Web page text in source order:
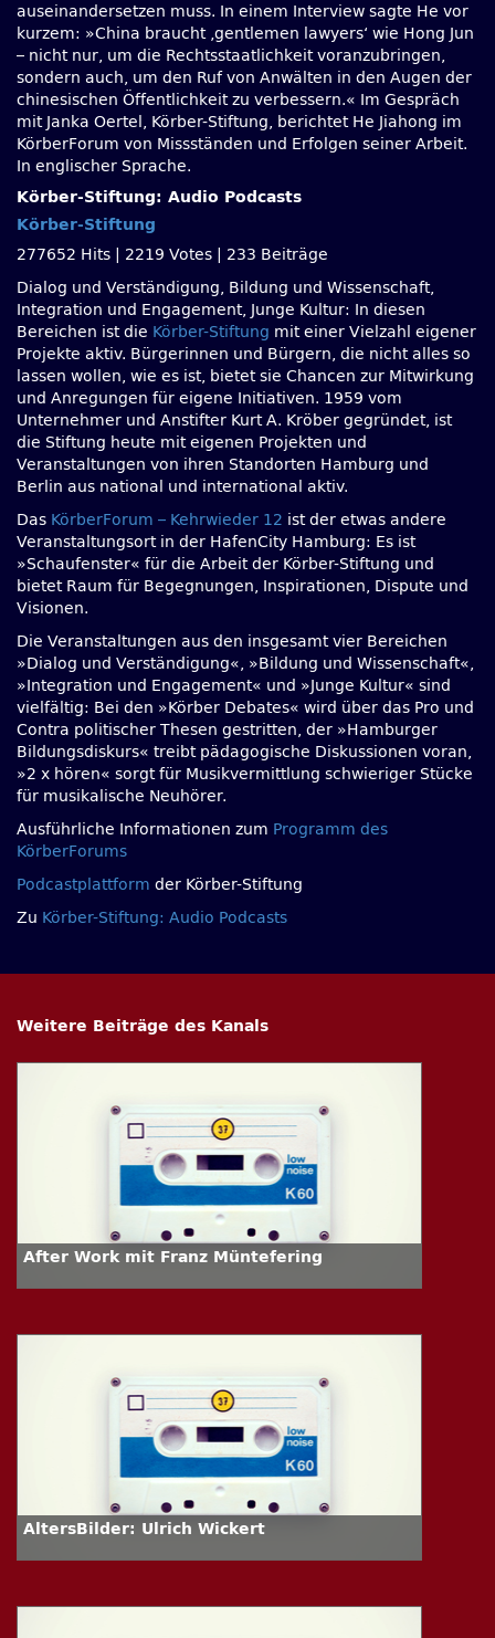
auseinandersetzen muss. In einem Interview sagte He vor
kurzem: »China braucht ‚gentlemen lawyers‘ wie Hong Jun
– nicht nur, um die Rechtsstaatlichkeit voranzubringen,
sondern auch, um den Ruf von Anwälten in den Augen der
chinesischen Öffentlichkeit zu verbessern.« Im Gespräch
mit Janka Oertel, Körber-Stiftung, berichtet He Jiahong im
KörberForum von Missständen und Erfolgen seiner Arbeit.
In englischer Sprache.
Körber-Stiftung: Audio Podcasts
Körber-Stiftung
277652 Hits
2219 Votes
233 Beiträge
Dialog und Verständigung, Bildung und Wissenschaft,
Integration und Engagement, Junge Kultur: In diesen
Bereichen ist die Körber-Stiftung mit einer Vielzahl eigener
Projekte aktiv. Bürgerinnen und Bürgern, die nicht alles so
lassen wollen, wie es ist, bietet sie Chancen zur Mitwirkung
und Anregungen für eigene Initiativen. 1959 vom
Unternehmer und Anstifter Kurt A. Kröber gegründet, ist
die Stiftung heute mit eigenen Projekten und
Veranstaltungen von ihren Standorten Hamburg und
Berlin aus national und international aktiv.
Das KörberForum – Kehrwieder 12 ist der etwas andere
Veranstaltungsort in der HafenCity Hamburg: Es ist
»Schaufenster« für die Arbeit der Körber-Stiftung und
bietet Raum für Begegnungen, Inspirationen, Dispute und
Visionen.
Die Veranstaltungen aus den insgesamt vier Bereichen
»Dialog und Verständigung«, »Bildung und Wissenschaft«,
»Integration und Engagement« und »Junge Kultur« sind
vielfältig: Bei den »Körber Debates« wird über das Pro und
Contra politischer Thesen gestritten, der »Hamburger
Bildungsdiskurs« treibt pädagogische Diskussionen voran,
»2 x hören« sorgt für Musikvermittlung schwieriger Stücke
für musikalische Neuhörer.
Ausführliche Informationen zum Programm des
KörberForums
Podcastplattform der Körber-Stiftung
Zu Körber-Stiftung: Audio Podcasts
Weitere Beiträge des Kanals
After Work mit Franz Müntefering
AltersBilder: Ulrich Wickert